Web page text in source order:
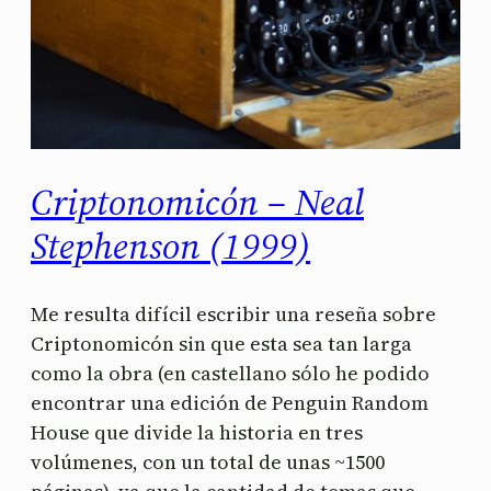
Criptonomicón – Neal
Stephenson (1999)
Me resulta difícil escribir una reseña sobre
Criptonomicón sin que esta sea tan larga
como la obra (en castellano sólo he podido
encontrar una edición de Penguin Random
House que divide la historia en tres
volúmenes, con un total de unas ~1500